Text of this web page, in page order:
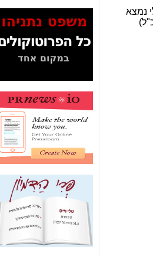
נמצא
המסמכים בנושא בזק-
Yes (תיק 4000)
מוכיחים "תפירת תיק"
לאיש הלא נכון! -כאן
עובדות ומסמכים
האם ביבי כשר
תקשורת עזר לקב'
בזק? -כאן
מה מקור ה-Fake
News שהביא לתפירת
תיק לביבי והעלמת
החשודים הנכונים -כאן
אחת הרגליים של "תיק
4000 התפור"
התמוטטה היום
בניצחון (כפול) של בזק
-
כאן
איך כתבות מפנקות
הפכו לפתע לטובת